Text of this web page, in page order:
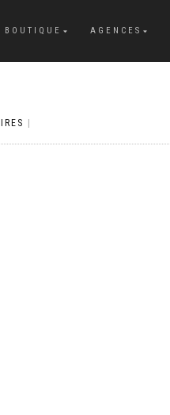
BOUTIQUE AGENCES